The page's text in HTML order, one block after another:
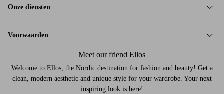
Onze diensten
Voorwaarden
Meet our friend Ellos
Welcome to Ellos, the Nordic destination for fashion and beauty! Get a
clean, modern aesthetic and unique style for your wardrobe. Your next
inspiring look is here!